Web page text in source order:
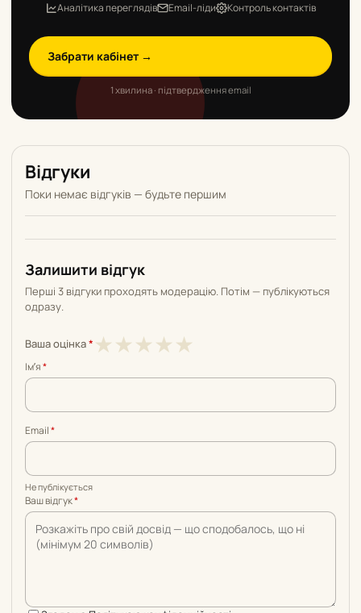
Аналітика переглядів Email-ліди Контроль контактів
Забрати кабінет →
1 хвилина · підтвердження email
Відгуки
Поки немає відгуків — будьте першим
Залишити відгук
Перші 3 відгуки проходять модерацію. Потім — публікуються
одразу.
Ваша оцінка* ★
5
★4
5
★3
5
★2
5
★1
5
Імʼя*
Email*
Не публікується
Ваш відгук*